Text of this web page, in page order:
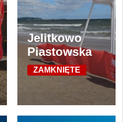
Jelitkowo
Piastowska
ZAMKNIĘTE